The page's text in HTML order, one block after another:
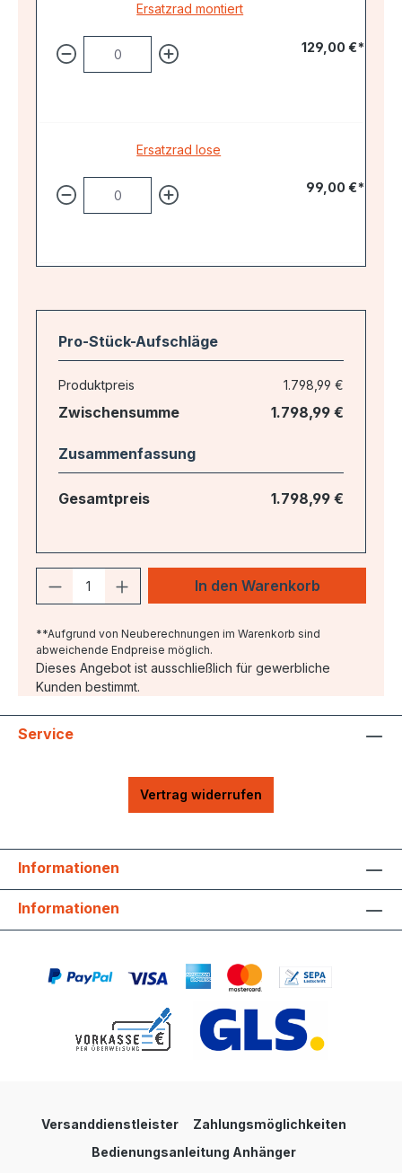
Ersatzrad montiert
129,00 €*
Ersatzrad lose
99,00 €*
Pro-Stück-Aufschläge
Produktpreis 1.798,99 €
Zwischensumme 1.798,99 €
Zusammenfassung
Gesamtpreis 1.798,99 €
Produkt Anzahl: Gib den
In den Warenkorb
**Aufgrund von Neuberechnungen im Warenkorb sind
abweichende Endpreise möglich.
Dieses Angebot ist ausschließlich für gewerbliche
Kunden bestimmt.
Service
Vertrag widerrufen
Informationen
Informationen
Versanddienstleister
Zahlungsmöglichkeiten
Bedienungsanleitung Anhänger